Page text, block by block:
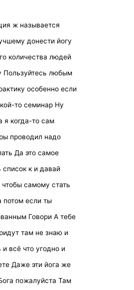
ж называется
донести йогу
количества людей
Пользуйтесь любым
особенно если
то семинар Ну
я когда-то сам
проводил надо
Да это самое
список к и давай
самому стать
потом если ты
Говори А тебе
там не знаю и
всё что угодно и
Даже эти йога же
пожалуйста Там